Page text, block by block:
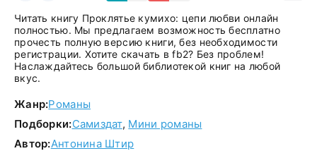
Читать книгу Проклятье кумихо: цепи любви онлайн
полностью. Мы предлагаем возможность бесплатно
прочесть полную версию книги, без необходимости
регистрации. Хотите скачать в fb2? Без проблем!
Наслаждайтесь большой библиотекой книг на любой
вкус.
Жанр:Романы
Подборки:Самиздат, Мини романы
Автор:Антонина Штир